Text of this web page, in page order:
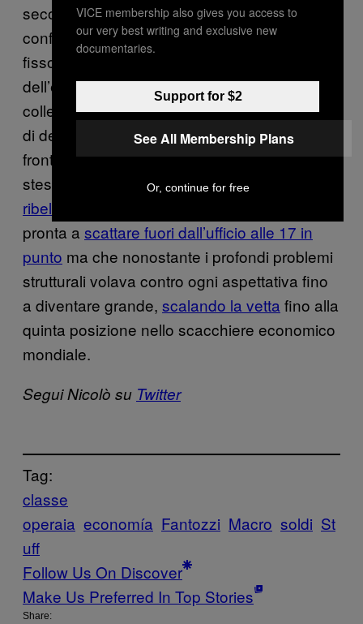
secolo scorso è stato l’Italian dream. Il sogno
conformista e piccolo borghese del posto
fisso, delle ferie in comitiva, della pensione e
dell’eredità della zia ricca. L’allucinazione
collettiva di un’Italia seduta su una montagna
di debiti, spesso pronta a chinare il capo di
fronte alMegadirettore Galatticoma allo
stesso tempo capace dislanci inaspettati di
ribellione
pronta a scattare fuori dall’ufficio alle 17 in
punto ma che nonostante i profondi problemi
strutturali volava contro ogni aspettativa fino
a diventare grande, scalando la vetta fino alla
quinta posizione nello scacchiere economico
mondiale.
Segui Nicolò su Twitter
Tag:
classe
operaia economía Fantozzi Macro soldi St
uff
Follow Us On Discover
Make Us Preferred In Top Stories
Share:
VICE membership also gives you access to
our very best writing and exclusive new
documentaries.
Support for $2
See All Membership Plans
Or, continue for free